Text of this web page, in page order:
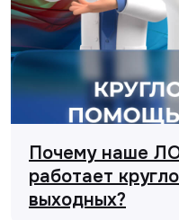
Почему наше
работает
выходных?